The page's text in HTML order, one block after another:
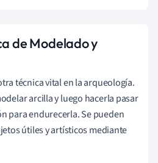
de Modelado y
técnica vital en la arqueología.
arcilla y luego hacerla pasar
para endurecerla. Se pueden
útiles y artísticos mediante